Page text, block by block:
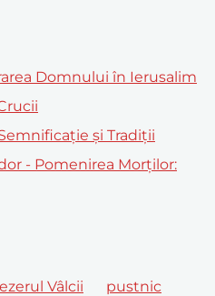
Domnului în Ierusalim
și Tradiții
- Pomenirea Morților:
Vâlcii pustnic